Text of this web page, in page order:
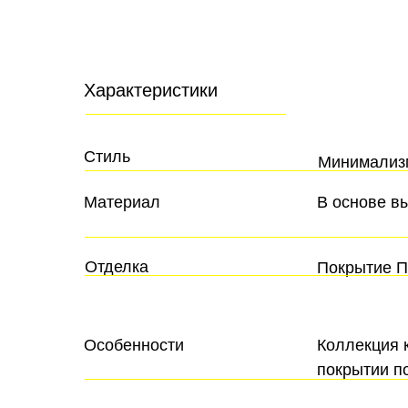
Характеристики
Стиль
Материал
Отделка
Особенности
В основе
Покрытие
Коллекция
покрытии